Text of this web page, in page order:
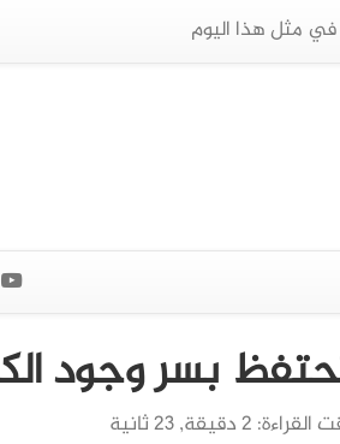
في مثل هذا اليوم
بسر وجود
2 دقيقة, 23 ثانية